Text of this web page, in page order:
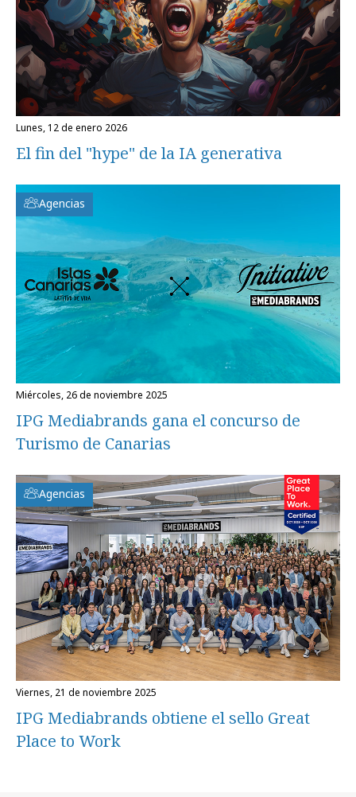
lunes, 12 de enero 2026
El fin del "hype" de la IA generativa
Agencias
miércoles, 26 de noviembre 2025
IPG Mediabrands gana el concurso de
Turismo de Canarias
Agencias
viernes, 21 de noviembre 2025
IPG Mediabrands obtiene el sello Great
Place to Work